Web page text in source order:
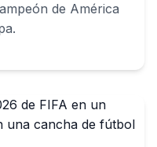
de América